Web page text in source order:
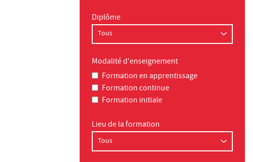
Diplôme
Modalité d'enseignement
Formation en apprentissage
Formation continue
Formation initiale
Lieu de la formation